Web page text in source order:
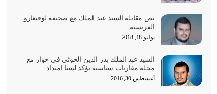
السبب الرئيسي لشقاء الأمة الابتعاد عن كتاب الله والتعدي
لحدود الله بالإضافات للدين
أغسطس 1, 2026
أبرز أسباب الشقاء هو الإعراض عن ذكر الله وعن هدى الله
المتمثل في القرآن الكريم
يوليو 31, 2026
نص مقابلة السيد عبد الملك مع صحيفة لوفيغارو
الفرنسية.
يوليو 18, 2018
السيد عبد الملك بدر الدين الحوثي في حوار مع
مجلة مقاربات سياسية يؤكد لسنا امتداد…
أغسطس 30, 2016